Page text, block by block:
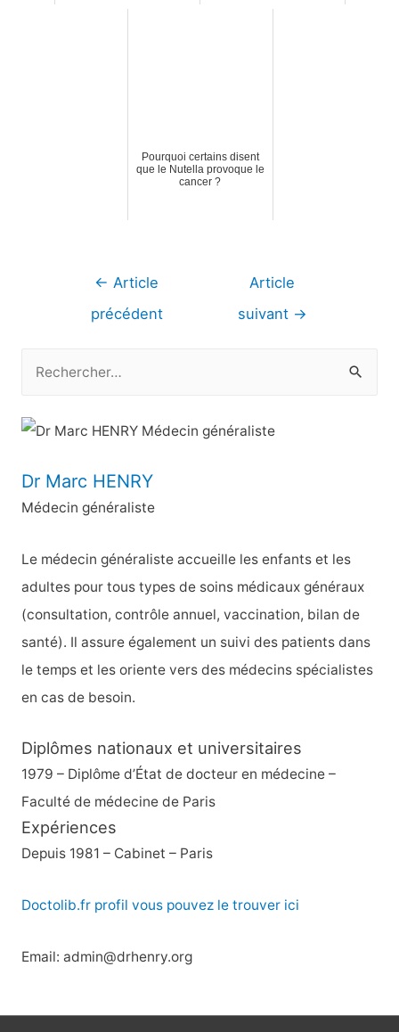
Pourquoi certains disent
que le Nutella provoque le
cancer ?
Navigation
← Article
précédent
Article
suivant →
c
e
r
h
e
r
:
Dr Marc HENRY
Médecin généraliste
Le médecin généraliste accueille les enfants et les
adultes pour tous types de soins médicaux généraux
(consultation, contrôle annuel, vaccination, bilan de
santé). Il assure également un suivi des patients dans
le temps et les oriente vers des médecins spécialistes
en cas de besoin.
Diplômes nationaux et universitaires
1979 – Diplôme d’État de docteur en médecine –
Faculté de médecine de Paris
Expériences
Depuis 1981 – Cabinet – Paris
Doctolib.fr profil vous pouvez le trouver ici
Email: admin@drhenry.org